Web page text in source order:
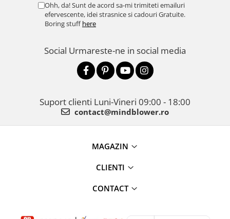
Ohh, da! Sunt de acord sa-mi trimiteti emailuri
efervescente, idei strasnice si cadouri Gratuite.
Boring stuffhere
Social Urmareste-ne in social media
Suport clienti Luni-Vineri 09:00 - 18:00
contact@mindblower.ro
MAGAZIN
CLIENTI
CONTACT